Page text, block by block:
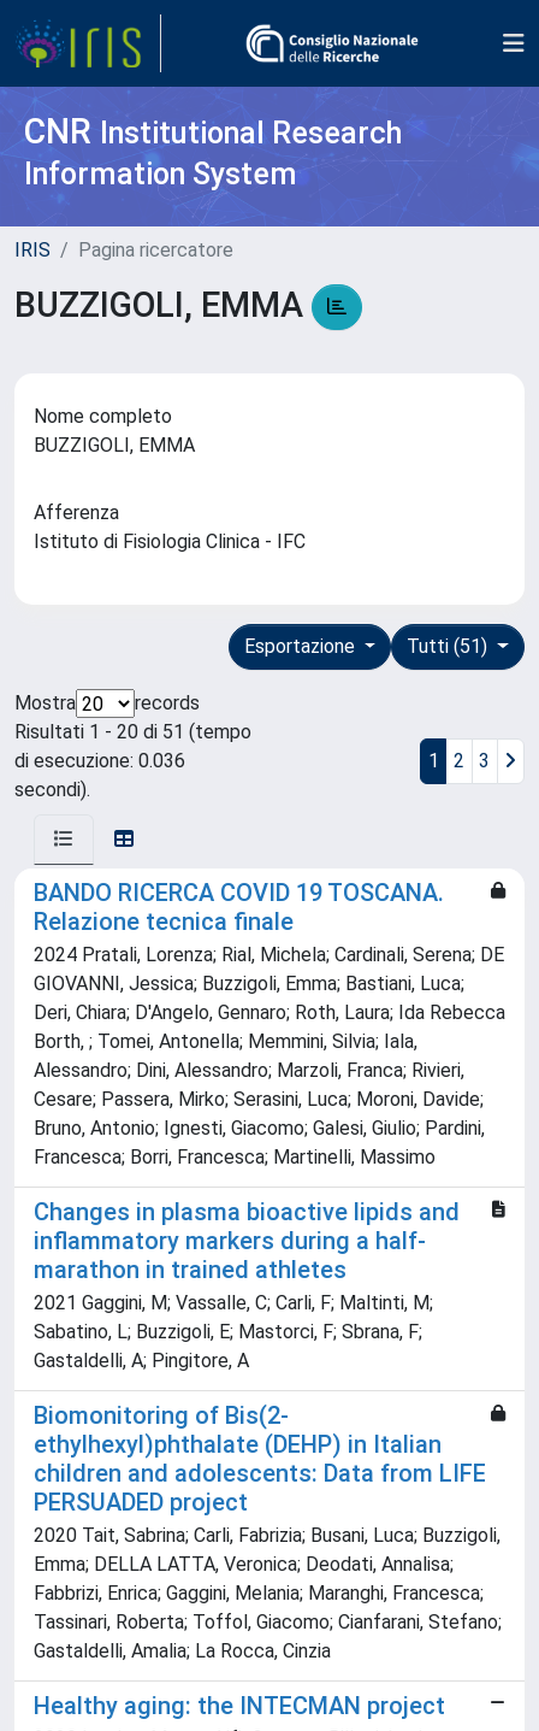
CNR Institutional Research
Information System
IRIS Pagina ricercatore
BUZZIGOLI, EMMA
Nome completo
BUZZIGOLI, EMMA
Afferenza
Istituto di Fisiologia Clinica - IFC
Tutti (51)
Esportazione
Mostra
records
Risultati 1 - 20 di 51 (tempo
di esecuzione: 0.036
secondi).
1 2 3
BANDO RICERCA COVID 19 TOSCANA.
Relazione tecnica finale
2024 Pratali, Lorenza; Rial, Michela; Cardinali, Serena; DE
GIOVANNI, Jessica; Buzzigoli, Emma; Bastiani, Luca;
Deri, Chiara; D'Angelo, Gennaro; Roth, Laura; Ida Rebecca
Borth, ; Tomei, Antonella; Memmini, Silvia; Iala,
Alessandro; Dini, Alessandro; Marzoli, Franca; Rivieri,
Cesare; Passera, Mirko; Serasini, Luca; Moroni, Davide;
Bruno, Antonio; Ignesti, Giacomo; Galesi, Giulio; Pardini,
Francesca; Borri, Francesca; Martinelli, Massimo
Changes in plasma bioactive lipids and
inflammatory markers during a half-
marathon in trained athletes
2021 Gaggini, M; Vassalle, C; Carli, F; Maltinti, M;
Sabatino, L; Buzzigoli, E; Mastorci, F; Sbrana, F;
Gastaldelli, A; Pingitore, A
Biomonitoring of Bis(2-
ethylhexyl)phthalate (DEHP) in Italian
children and adolescents: Data from LIFE
PERSUADED project
2020 Tait, Sabrina; Carli, Fabrizia; Busani, Luca; Buzzigoli,
Emma; DELLA LATTA, Veronica; Deodati, Annalisa;
Fabbrizi, Enrica; Gaggini, Melania; Maranghi, Francesca;
Tassinari, Roberta; Toffol, Giacomo; Cianfarani, Stefano;
Gastaldelli, Amalia; La Rocca, Cinzia
Healthy aging: the INTECMAN project